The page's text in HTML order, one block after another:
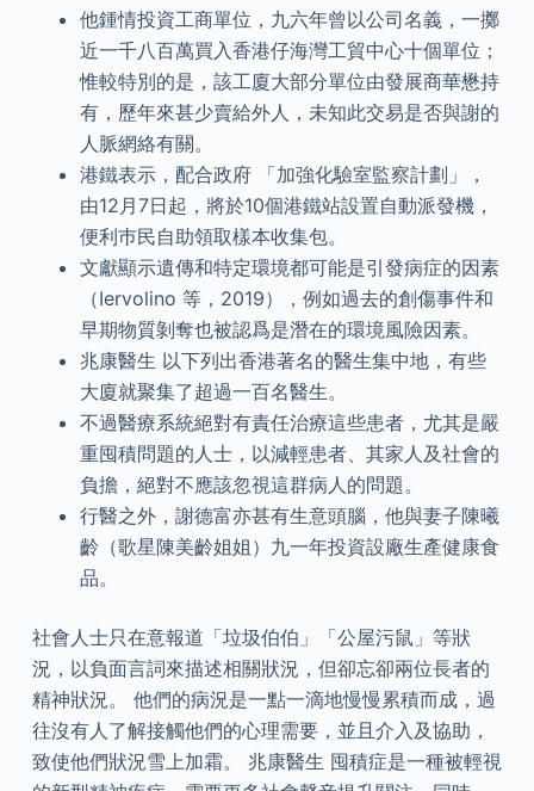
他鍾情投資工商單位，九六年曾以公司名義，一擲
近一千八百萬買入香港仔海灣工貿中心十個單位；
惟較特別的是，該工廈大部分單位由發展商華懋持
有，歷年來甚少賣給外人，未知此交易是否與謝的
人脈網絡有關。
港鐵表示，配合政府 「加強化驗室監察計劃」，
由12月7日起，將於10個港鐵站設置自動派發機，
便利巿民自助領取樣本收集包。
文獻顯示遺傳和特定環境都可能是引發病症的因素
（Iervolino 等，2019），例如過去的創傷事件和
早期物質剝奪也被認爲是潛在的環境風險因素。
兆康醫生 以下列出香港著名的醫生集中地，有些
大廈就聚集了超過一百名醫生。
不過醫療系統絕對有責任治療這些患者，尤其是嚴
重囤積問題的人士，以減輕患者、其家人及社會的
負擔，絕對不應該忽視這群病人的問題。
行醫之外，謝德富亦甚有生意頭腦，他與妻子陳曦
齡（歌星陳美齡姐姐）九一年投資設廠生產健康食
品。
社會人士只在意報道「垃圾伯伯」「公屋污鼠」等狀
況，以負面言詞來描述相關狀況，但卻忘卻兩位長者的
精神狀況。 他們的病況是一點一滴地慢慢累積而成，過
往沒有人了解接觸他們的心理需要，並且介入及協助，
致使他們狀況雪上加霜。 兆康醫生 囤積症是一種被輕視